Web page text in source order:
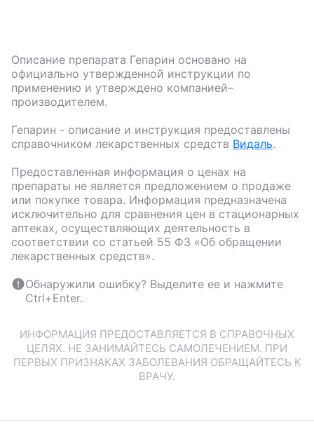
Описание препарата Гепарин основано на
официально утвержденной инструкции по
применению и утверждено компанией–
производителем.
Гепарин - описание и инструкция предоставлены
справочником лекарственных средств Видаль.
Предоставленная информация о ценах на
препараты не является предложением о продаже
или покупке товара. Информация предназначена
исключительно для сравнения цен в стационарных
аптеках, осуществляющих деятельность в
соответствии со статьей 55 ФЗ «Об обращении
лекарственных средств».
Обнаружили ошибку? Выделите ее и нажмите
Ctrl+Enter.
ИНФОРМАЦИЯ ПРЕДОСТАВЛЯЕТСЯ В СПРАВОЧНЫХ
ЦЕЛЯХ. НЕ ЗАНИМАЙТЕСЬ САМОЛЕЧЕНИЕМ. ПРИ
ПЕРВЫХ ПРИЗНАКАХ ЗАБОЛЕВАНИЯ ОБРАЩАЙТЕСЬ К
ВРАЧУ.